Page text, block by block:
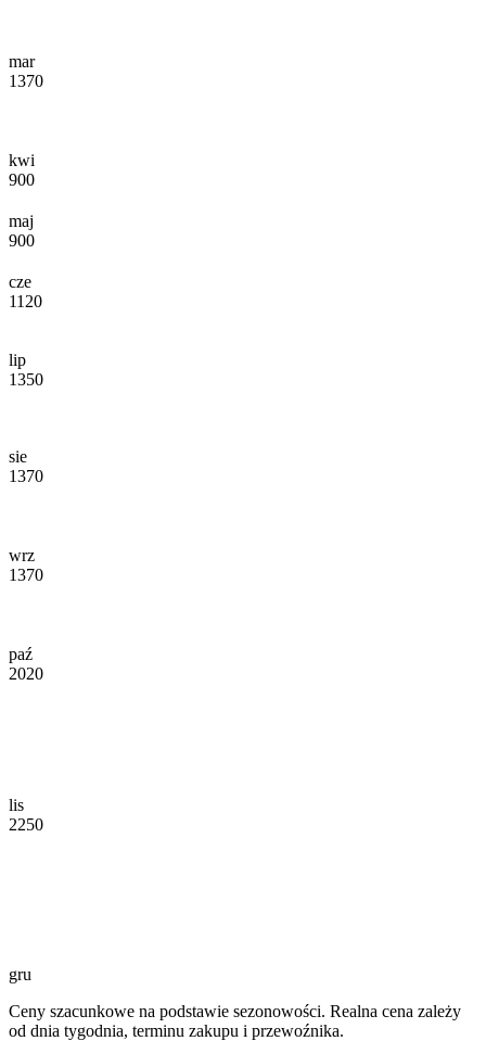
mar
1370
kwi
900
maj
900
cze
1120
lip
1350
sie
1370
wrz
1370
paź
2020
lis
2250
gru
Ceny szacunkowe na podstawie sezonowości. Realna cena zależy
od dnia tygodnia, terminu zakupu i przewoźnika.